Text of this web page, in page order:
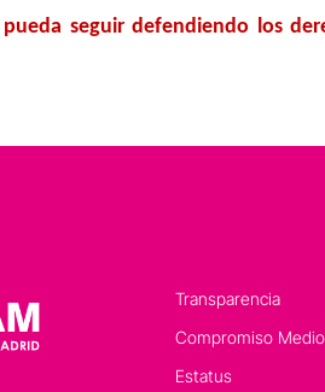
pueda seguir defendiendo los
Transparencia
Compromiso
Estatus